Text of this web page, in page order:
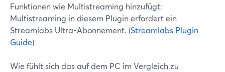
Funktionen wie Multistreaming hinzufügt;
Multistreaming in diesem Plugin erfordert ein
Streamlabs Ultra-Abonnement. (Streamlabs Plugin
Guide)
Wie fühlt sich das auf dem PC im Vergleich zu